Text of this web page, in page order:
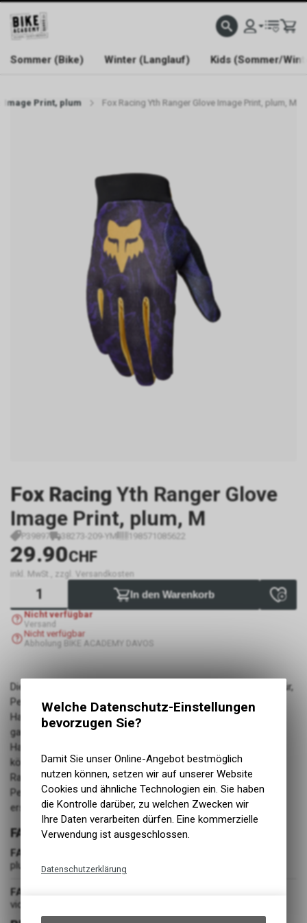
WELCOME TO BIKE ACADEMY
Sommer (Bike) Winter (Langlauf) Kids (Sommer/
Image Print, plum Fox Racing Yth Ranger Glove Image Print, plum, M
Fox Racing Yth Ranger Glove
Image Print, plum, M
P39897 38273-209-YM 198571085622
29.90CHF
inkl. MwSt., zzgl. Versandkosten
In den Warenkorb
Nicht verfügbar
Versand
Nicht verfügbar
Abholung BIKE ACADEMY DAVOS
Die Junior-Handschuhe Ranger IMAGE Print sind bekannt dafür,
Performance und Qualität zu bieten, die man sonst nur von
Handschuhen weitaus höherer Preisklassen kennt. Diese das
ganze Jahr über meistverkauften, vielseitigen Mountainbike-
Handschuhe mit touchscreen-kompatiblen Fingerkuppen
können in so gut wie jeder Disziplin eingesetzt werden. Die
Ranger setzen nach wie vor den Massstab in Sachen
Performance, Passform und Preis-Leistung in einem
erschwinglichen und stilvollen Mountainbike-Handschuh.
FARBE
FARBE
plum
FARBGRUPPE
violett
Welche Datenschutz-Einstellungen
bevorzugen Sie?
Damit Sie unser Online-Angebot bestmöglich
nutzen können, setzen wir auf unserer Website
Cookies und ähnliche Technologien ein. Sie haben
die Kontrolle darüber, zu welchen Zwecken wir
Ihre Daten verarbeiten dürfen. Eine kommerzielle
Verwendung ist ausgeschlossen.
Datenschutzerklärung